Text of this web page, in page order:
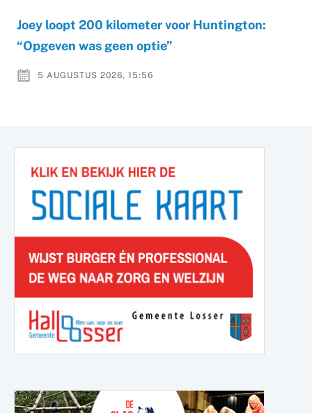
Joey loopt 200 kilometer voor Huntington:
“Opgeven was geen optie”
5 AUGUSTUS 2026, 15:56